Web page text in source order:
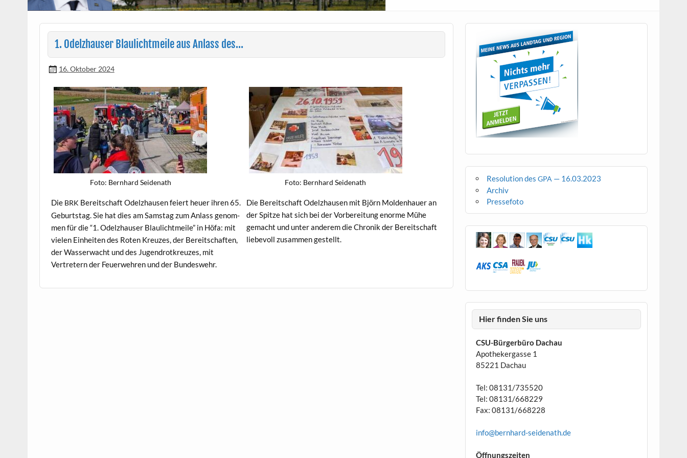
1. Odelzhauser Blaulichtmeile aus Anlass des…
16. Oktober 2024
Foto: Bern­hard Seidenath
Die BRK Bere­itschaft Odelzhausen feiert heuer ihren 65.
Geburt­stag. Sie hat dies am Sam­stag zum Anlass genom­
men für die “1. Odelzhauser Blaulicht­meile” in Höfa: mit
vie­len Ein­heit­en des Roten Kreuzes, der Bere­itschaften,
der Wasserwacht und des Jugen­drotkreuzes, mit
Vertretern der Feuer­wehren und der Bundeswehr.
Foto: Bern­hard Seidenath
Die Bere­itschaft Odelzhausen mit Björn Mold­en­hauer an
der Spitze hat sich bei der Vor­bere­itung enorme Mühe
gemacht und unter anderem die Chronik der Bere­itschaft
liebevoll zusam­men gestellt.
Resolution desGPA — 16.03.2023
Archiv
Pressefoto
Hier finden Sie uns
CSU-Bürgerbüro Dachau
Apothekergasse 1
85221 Dachau
Tel: 08131/735520
Tel: 08131/668229
Fax: 08131/668228
info@bernhard-seidenath.de
Öffnungszeiten